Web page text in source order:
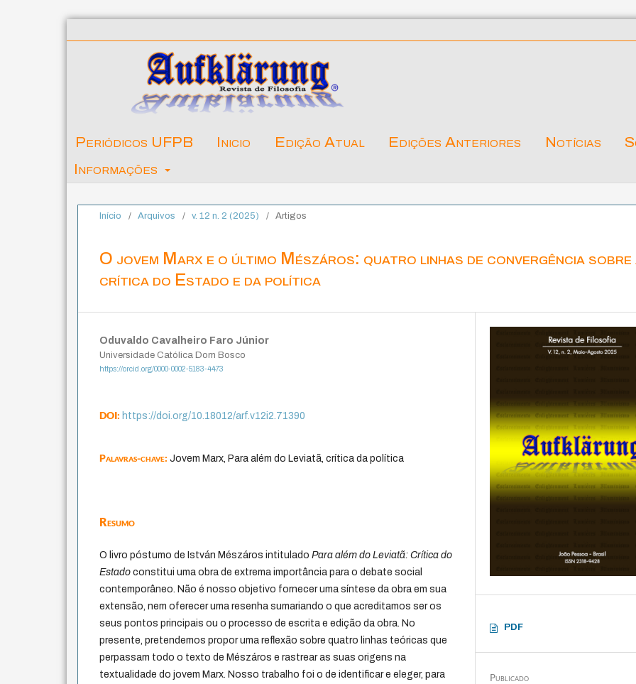
Periódicos UFPB Inicio Edição Atual Edições Anteriores Notícias
Informações
Início / Arquivos / v. 12 n. 2 (2025) / Artigos
O jovem Marx e o último Mészáros: quatro linhas de convergência sobre
crítica do Estado e da política
Oduvaldo Cavalheiro Faro Júnior
Universidade Católica Dom Bosco
https://orcid.org/0000-0002-5183-4473
DOI:https://doi.org/10.18012/arf.v12i2.71390
Palavras-chave:Jovem Marx, Para além do Leviatã, crítica da política
Resumo
O livro póstumo de István Mészáros intituladoPara além do Leviatã: Crítica do
Estado constitui uma obra de extrema importância para o debate social
contemporâneo. Não é nosso objetivo fornecer uma síntese da obra em sua
extensão, nem oferecer uma resenha sumariando o que acreditamos ser os
seus pontos principais ou o processo de escrita e edição da obra. No
presente, pretendemos propor uma reflexão sobre quatro linhas teóricas que
perpassam todo o texto de Mészáros e rastrear as suas origens na
textualidade do jovem Marx. Nosso trabalho foi o de identificar e eleger, para
PDF
Publicado